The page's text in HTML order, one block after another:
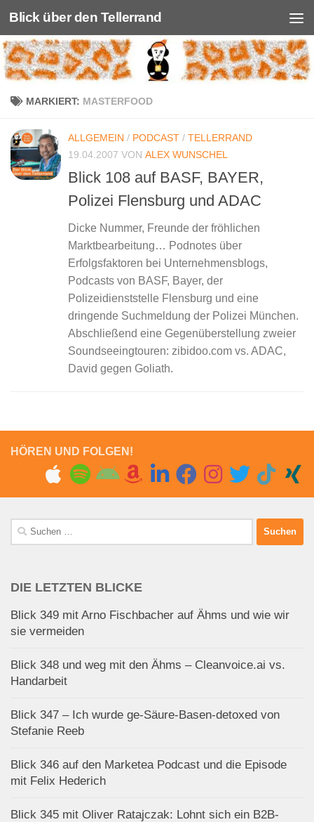
Unter dem Inhalt
Blick über den Tellerrand
MARKIERT: MASTERFOOD
ALLGEMEIN / PODCAST / TELLERRAND
19.04.2007 VON ALEX WUNSCHEL
Blick 108 auf BASF, BAYER,
Polizei Flensburg und ADAC
Dicke Nummer, Freunde der fröhlichen
Marktbearbeitung… Podnotes über
Erfolgsfaktoren bei Unternehmensblogs,
Podcasts von BASF, Bayer, der
Polizeidienststelle Flensburg und eine
dringende Suchmeldung der Polizei München.
Abschließend eine Gegenüberstellung zweier
Soundseeingtouren: zibidoo.com vs. ADAC,
David gegen Goliath.
HÖREN UND FOLGEN!
Suchen
nach:
DIE LETZTEN BLICKE
Blick 349 mit Arno Fischbacher auf Ähms und wie wir
sie vermeiden
Blick 348 und weg mit den Ähms – Cleanvoice.ai vs.
Handarbeit
Blick 347 – Ich wurde ge-Säure-Basen-detoxed von
Stefanie Reeb
Blick 346 auf den Marketea Podcast und die Episode
mit Felix Hederich
Blick 345 mit Oliver Ratajczak: Lohnt sich ein B2B-